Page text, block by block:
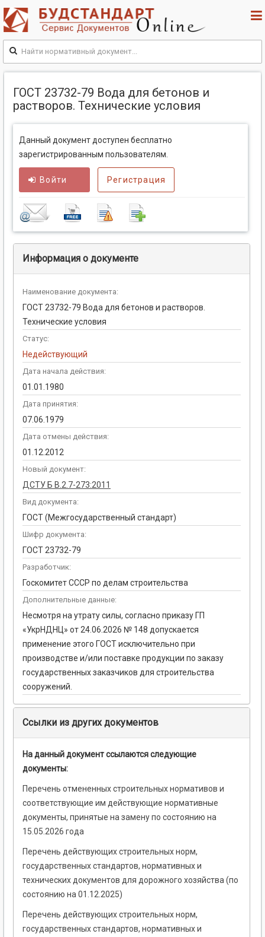
ГОСТ 23732-79 Вода для бетонов и
растворов. Технические условия
Данный документ доступен бесплатно
зарегистрированным пользователям.
Войти Регистрация
Информация о документе
Наименование документа:
ГОСТ 23732-79 Вода для бетонов и растворов.
Технические условия
Статус:
Недействующий
Дата начала действия:
01.01.1980
Дата принятия:
07.06.1979
Дата отмены действия:
01.12.2012
Новый документ:
ДСТУ Б В.2.7-273:2011
Вид документа:
ГОСТ (Межгосударственный стандарт)
Шифр документа:
ГОСТ 23732-79
Разработчик:
Госкомитет СССР по делам строительства
Дополнительные данные:
Несмотря на утрату силы, согласно приказу ГП
«УкрНДНЦ» от 24.06.2026 № 148 допускается
применение этого ГОСТ исключительно при
производстве и/или поставке продукции по заказу
государственных заказчиков для строительства
сооружений.
Ссылки из других документов
На данный документ ссылаются следующие
документы:
Перечень отмененных строительных нормативов и
соответствующие им действующие нормативные
документы, принятые на замену по состоянию на
15.05.2026 года
Перечень действующих строительных норм,
государственных стандартов, нормативных и
технических документов для дорожного хозяйства (по
состоянию на 01.12.2025)
Перечень действующих строительных норм,
государственных стандартов, нормативных и